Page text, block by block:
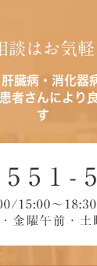
談はお気軽
臓病・消化器
者さんにより
す